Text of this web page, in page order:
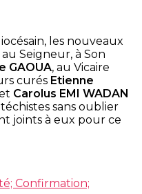
les nouveaux
Seigneur, à Son
GAOUA, au Vicaire
curés Etienne
Carolus EMI WADAN
sans oublier
joints à eux pour ce
Confirmation;